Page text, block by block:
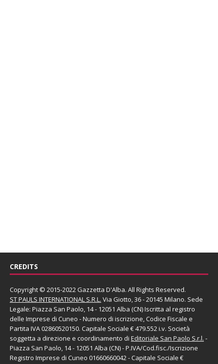
CREDITS
Copyright © 2015-2022 Gazzetta D'Alba. All Rights Reserved.
ST PAULS INTERNATIONAL S.R.L. Via Giotto, 36 - 20145 Milano. Sede
Legale: Piazza San Paolo, 14 - 12051 Alba (CN) Iscritta al registro
delle Imprese di Cuneo - Numero di iscrizione, Codice Fiscale e
Partita IVA 02860520150. Capitale Sociale € 479.552 i.v. Società
soggetta a direzione e coordinamento di Editoriale San Paolo S.r.l. -
Piazza San Paolo, 14 - 12051 Alba (CN) - P.IVA/Cod.fisc./Iscrizione
Registro Imprese di Cuneo 01660660042 - Capitale Sociale €